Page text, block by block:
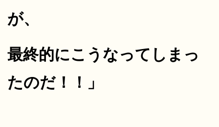
が、
最終的にこうなってしまっ
たのだ！！」